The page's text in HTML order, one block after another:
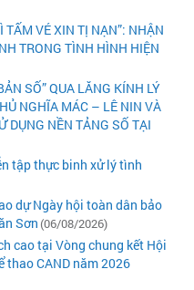
TẤM VÉ XIN TỊ NẠN”: NHẬN
TRONG TÌNH HÌNH HIỆN
SỐ” QUA LĂNG KÍNH LÝ
NGHĨA MÁC – LÊ NIN VÀ
DỤNG NỀN TẢNG SỐ TẠI
tập thực binh xử lý tình
dự Ngày hội toàn dân bảo
Sơn (06/08/2026)
cao tại Vòng chung kết Hội
thao CAND năm 2026